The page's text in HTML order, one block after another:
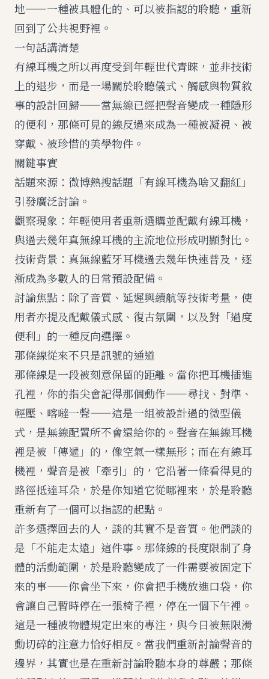
地——一種被具體化的、可以被指認的聆聽，重新
回到了公共視野裡。
一句話講清楚
有線耳機之所以再度受到年輕世代青睞，並非技術
上的退步，而是一場關於聆聽儀式、觸感與物質敘
事的設計回歸——當無線已經把聲音變成一種隱形
的便利，那條可見的線反過來成為一種被凝視、被
穿戴、被珍惜的美學物件。
關鍵事實
話題來源：微博熱搜話題「有線耳機為啥又翻紅」
引發廣泛討論。
觀察現象：年輕使用者重新選購並配戴有線耳機，
與過去幾年真無線耳機的主流地位形成明顯對比。
技術背景：真無線藍牙耳機過去幾年快速普及，逐
漸成為多數人的日常預設配備。
討論焦點：除了音質、延遲與續航等技術考量，使
用者亦提及配戴儀式感、復古氛圍，以及對「過度
便利」的一種反向選擇。
那條線從來不只是訊號的通道
那條線是一段被刻意保留的距離。當你把耳機插進
孔裡，你的指尖會記得那個動作——尋找、對準、
輕壓、喀噠一聲——這是一組被設計過的微型儀
式，是無線配置所不會還給你的。聲音在無線耳機
裡是被「傳遞」的，像空氣一樣無形；而在有線耳
機裡，聲音是被「牽引」的，它沿著一條看得見的
路徑抵達耳朵，於是你知道它從哪裡來，於是聆聽
重新有了一個可以指認的起點。
許多選擇回去的人，談的其實不是音質。他們談的
是「不能走太遠」這件事。那條線的長度限制了身
體的活動範圍，於是聆聽變成了一件需要被固定下
來的事——你會坐下來，你會把手機放進口袋，你
會讓自己暫時停在一張椅子裡，停在一個下午裡。
這是一種被物體規定出來的專注，與今日被無限滑
動切碎的注意力恰好相反。當我們重新討論聲音的
邊界，其實也是在重新討論聆聽本身的尊嚴；那條